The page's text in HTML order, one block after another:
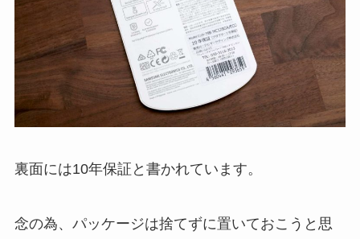
裏面には10年保証と書かれています。
念の為、パッケージは捨てずに置いておこうと思